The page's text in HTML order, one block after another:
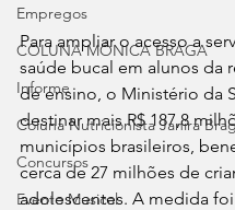
Empregos
COLUNA MÔNICA BRAGA
Informe
Coluna Nutricionista Janira
Concursos
Evento Musical
Para ampliar o acesso a
saúde bucal em alunos da
de ensino, o Ministério da
destinar mais R$ 187,8
municípios brasileiros,
cerca de 27 milhões de
adolescentes. A medida